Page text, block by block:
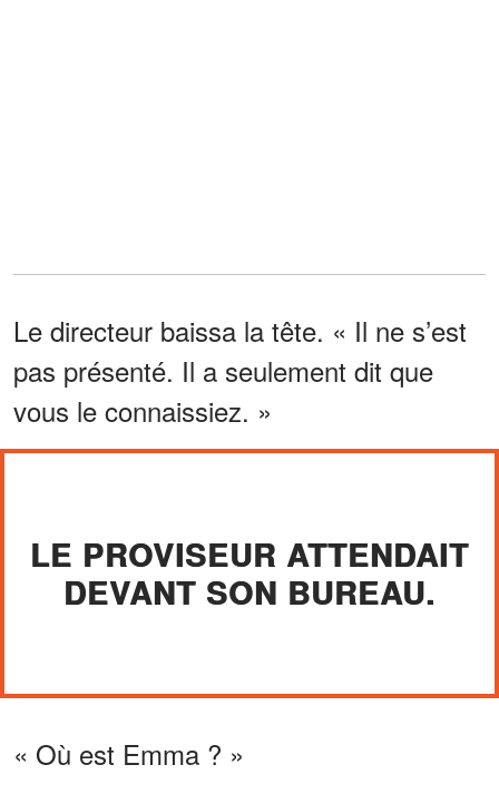
Le directeur baissa la tête. « Il ne s’est
pas présenté. Il a seulement dit que
vous le connaissiez. »
LE PROVISEUR ATTENDAIT
DEVANT SON BUREAU.
« Où est Emma ? »